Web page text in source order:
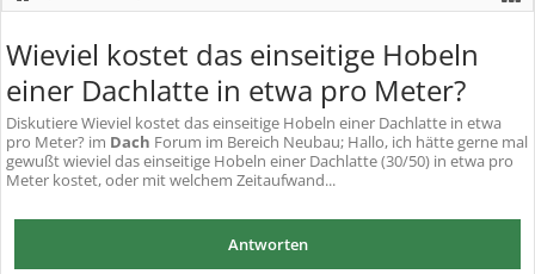
Wieviel kostet das einseitige Hobeln
einer Dachlatte in etwa pro Meter?
DiskutiereWieviel kostet das einseitige Hobeln einer Dachlatte in etwa
pro Meter? im Dach Forum im Bereich Neubau; Hallo, ich hätte gerne mal
gewußt wieviel das einseitige Hobeln einer Dachlatte (30/50) in etwa pro
Meter kostet, oder mit welchem Zeitaufwand...
Antworten